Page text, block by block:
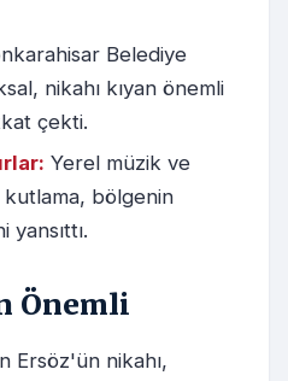
Belediye
nikahı kıyan önemli
çekti.
Yerel müzik ve
bölgenin
Önemli
Ersöz'ün nikahı,